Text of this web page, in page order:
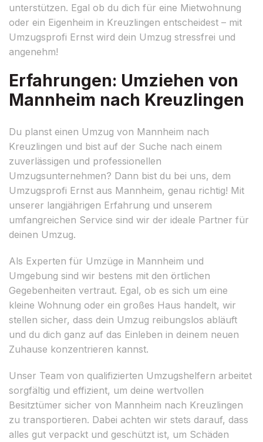
unterstützen. Egal ob du dich für eine Mietwohnung
oder ein Eigenheim in Kreuzlingen entscheidest – mit
Umzugsprofi Ernst wird dein Umzug stressfrei und
angenehm!
Erfahrungen: Umziehen von
Mannheim nach Kreuzlingen
Du planst einen Umzug von Mannheim nach
Kreuzlingen und bist auf der Suche nach einem
zuverlässigen und professionellen
Umzugsunternehmen? Dann bist du bei uns, dem
Umzugsprofi Ernst aus Mannheim, genau richtig! Mit
unserer langjährigen Erfahrung und unserem
umfangreichen Service sind wir der ideale Partner für
deinen Umzug.
Als Experten für Umzüge in Mannheim und
Umgebung sind wir bestens mit den örtlichen
Gegebenheiten vertraut. Egal, ob es sich um eine
kleine Wohnung oder ein großes Haus handelt, wir
stellen sicher, dass dein Umzug reibungslos abläuft
und du dich ganz auf das Einleben in deinem neuen
Zuhause konzentrieren kannst.
Unser Team von qualifizierten Umzugshelfern arbeitet
sorgfältig und effizient, um deine wertvollen
Besitztümer sicher von Mannheim nach Kreuzlingen
zu transportieren. Dabei achten wir stets darauf, dass
alles gut verpackt und geschützt ist, um Schäden